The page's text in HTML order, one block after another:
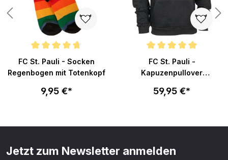
von 5 Sternen
Durchschnittliche Bewertung von 4.8 von 5 Sternen
FC St. Pauli - Socken
Regenbogen mit Totenkopf
9,95 €*
Durchschnittliche Bewertung
FC St. Pauli -
Kapuzenpullover
59,95 €*
Jetzt zum Newsletter anmelden